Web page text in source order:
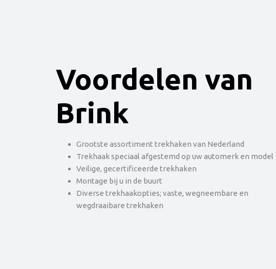
Voordelen van
Brink
Grootste assortiment trekhaken van Nederland
Trekhaak speciaal afgestemd op uw automerk en model
Veilige, gecertificeerde trekhaken
Montage bij u in de buurt
Diverse trekhaakopties; vaste, wegneembare en
wegdraaibare trekhaken